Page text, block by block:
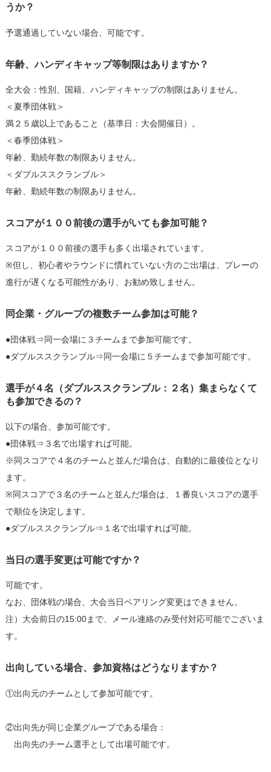
うか？
予選通過していない場合、可能です。
年齢、ハンディキャップ等制限はありますか？
全大会：性別、国籍、ハンディキャップの制限はありません。
＜夏季団体戦＞
満２５歳以上であること（基準日：大会開催日）。
＜春季団体戦＞
年齢、勤続年数の制限ありません。
＜ダブルススクランブル＞
年齢、勤続年数の制限ありません。
スコアが１００前後の選手がいても参加可能？
スコアが１００前後の選手も多く出場されています。
※但し、初心者やラウンドに慣れていない方のご出場は、プレーの
進行が遅くなる可能性があり、お勧め致しません。
同企業・グループの複数チーム参加は可能？
●団体戦⇒同一会場に３チームまで参加可能です。
●ダブルススクランブル⇒同一会場に５チームまで参加可能です。
選手が４名（ダブルススクランブル：２名）集まらなくて
も参加できるの？
以下の場合、参加可能です。
●団体戦⇒３名で出場すれば可能。
※同スコアで４名のチームと並んだ場合は、自動的に最後位となり
ます。
※同スコアで３名のチームと並んだ場合は、１番良いスコアの選手
で順位を決定します。
●ダブルススクランブル⇒１名で出場すれば可能。
当日の選手変更は可能ですか？
可能です。
なお、団体戦の場合、大会当日ペアリング変更はできません。
注）大会前日の15:00まで、メール連絡のみ受付対応可能でございま
す。
出向している場合、参加資格はどうなりますか？
①出向元のチームとして参加可能です。
②出向先が同じ企業グループである場合：
出向先のチーム選手として出場可能です。